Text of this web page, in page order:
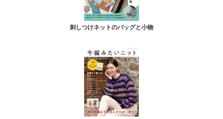
刺しつけネットのバッグと小物